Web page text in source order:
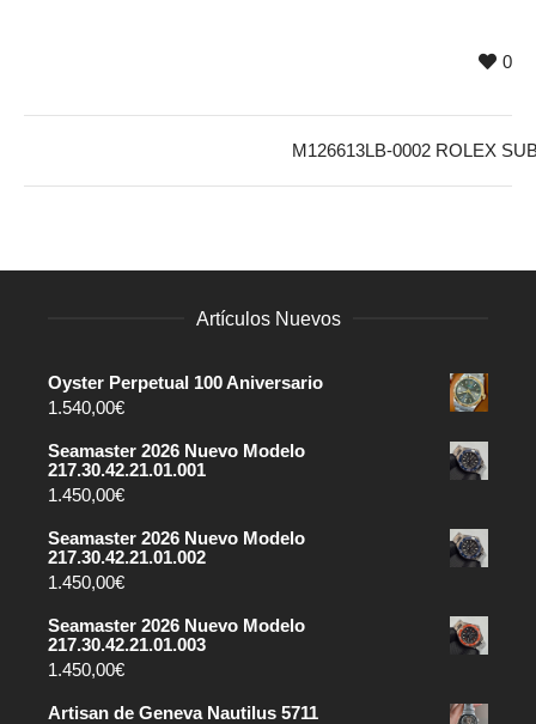
0
M126613LB-0002 ROLEX
Artículos Nuevos
Oyster Perpetual 100 Aniversario
1.540,00€
Seamaster 2026 Nuevo Modelo
217.30.42.21.01.001
1.450,00€
Seamaster 2026 Nuevo Modelo
217.30.42.21.01.002
1.450,00€
Seamaster 2026 Nuevo Modelo
217.30.42.21.01.003
1.450,00€
Artisan de Geneva Nautilus 5711